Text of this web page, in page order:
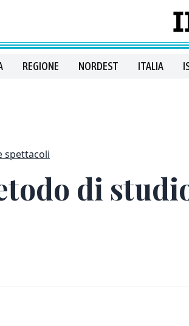
REGIONE NORDEST ITALIA
spettacoli
di